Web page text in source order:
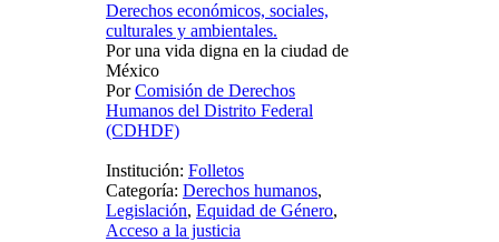
Derechos económicos, sociales,
culturales y ambientales.
Por una vida digna en la ciudad de
México
PorComisión de Derechos
Humanos del Distrito Federal
(CDHDF)
Institución: Folletos
Categoría: Derechos humanos,
Legislación, Equidad de Género,
Acceso a la justicia